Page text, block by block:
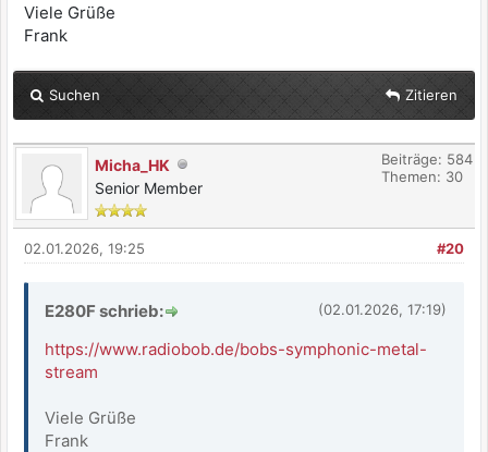
Viele Grüße
Frank
Suchen Zitieren
Micha_HK
Senior Member
Beiträge: 584
Themen: 30
#20
02.01.2026, 19:25
(02.01.2026, 17:19)
E280F schrieb:
https://www.radiobob.de/bobs-symphonic-metal-
stream
Viele Grüße
Frank